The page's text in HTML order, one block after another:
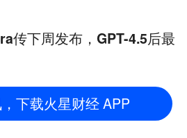
传下周发布，GPT-4.5后最
下载火星财经 APP